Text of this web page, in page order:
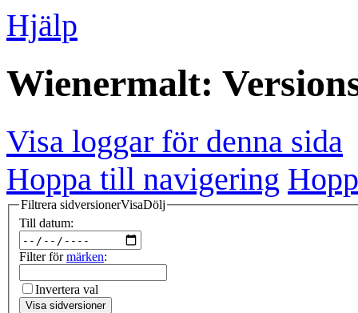
Hjälp
Wienermalt:
Visa loggar för denna sida
Hoppa till navigering
Filtrera sidversionerVisaDölj
Till datum:
Filter förmärken:
Invertera val
Visa sidversioner